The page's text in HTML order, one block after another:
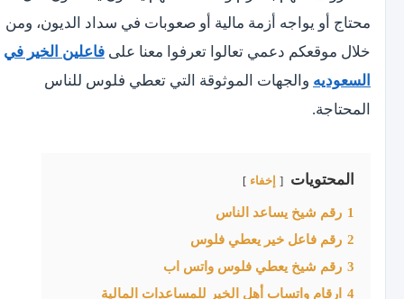
محتاج أو يواجه أزمة مالية أو صعوبات في سداد الديون، ومن
خلال موقعكم دعمي تعالوا تعرفوا معنا على فاعلين الخير في
السعوديه والجهات الموثوقة التي تعطي فلوس للناس
المحتاجة.
المحتويات إخفاء
1 رقم شيخ يساعد الناس
2 رقم فاعل خير يعطي فلوس
3 رقم شيخ يعطي فلوس واتس اب
4
ارقام واتساب أهل الخير للمساعدات المالية